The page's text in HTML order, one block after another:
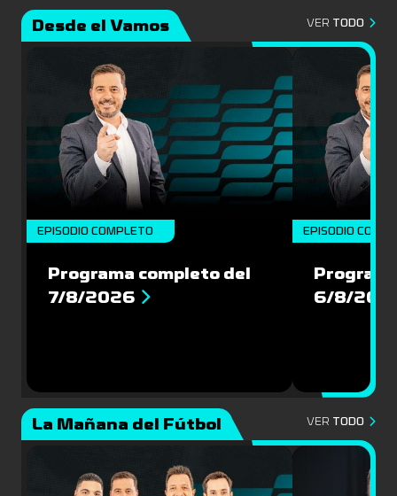
Desde el Vamos VER TODO
EPISODIO COMPLETO
Programa completo del
7/8/2026
EPISODIO
6/8/
La Mañana del Fútbol VER TODO